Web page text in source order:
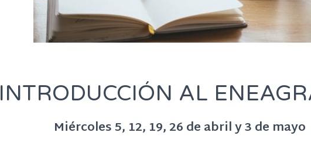
INTRODUCCIÓN AL
Miércoles 5, 12, 19, 26 de abril y 3 de mayo